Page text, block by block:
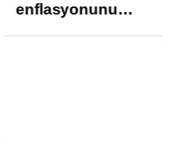
enflasyonunu